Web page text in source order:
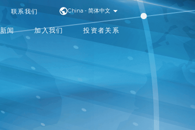
联系我们 China - 简体中文
新闻 加入我们 投资者关系